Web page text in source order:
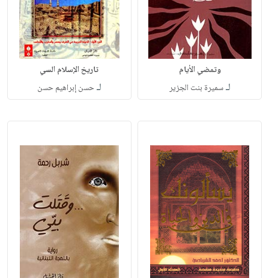
وتمضي الأيام
لـسميرة بنت الجزير
تاريخ الإسلام السي
لـحسن إبراهيم حسن